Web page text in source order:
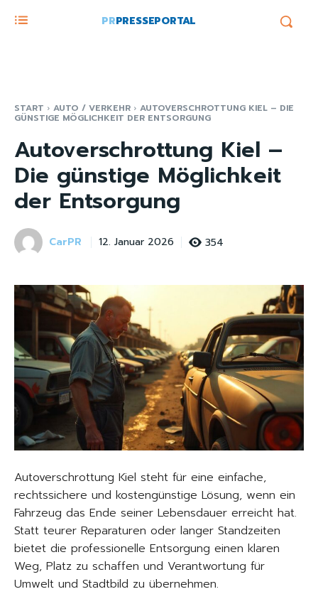
PRPRESSEPORTAL
START AUTO / VERKEHR AUTOVERSCHROTTUNG KIEL – DIE
GÜNSTIGE MÖGLICHKEIT DER ENTSORGUNG
Autoverschrottung Kiel –
Die günstige Möglichkeit
der Entsorgung
CarPR 12. Januar 2026 354
Autoverschrottung Kiel steht für eine einfache,
rechtssichere und kostengünstige Lösung, wenn ein
Fahrzeug das Ende seiner Lebensdauer erreicht hat.
Statt teurer Reparaturen oder langer Standzeiten
bietet die professionelle Entsorgung einen klaren
Weg, Platz zu schaffen und Verantwortung für
Umwelt und Stadtbild zu übernehmen.